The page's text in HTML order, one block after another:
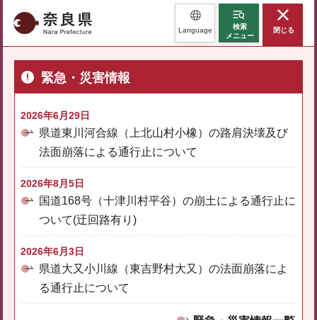
奈良県 Language
検索
メニュー
閉じる
緊急・災害情報
2026年6月29日
県道東川河合線（上北山村小橡）の路肩決壊及び
法面崩落による通行止について
2026年8月5日
国道168号（十津川村平谷）の崩土による通行止に
ついて(迂回路有り)
2026年6月3日
県道大又小川線（東吉野村大又）の法面崩落によ
る通行止について